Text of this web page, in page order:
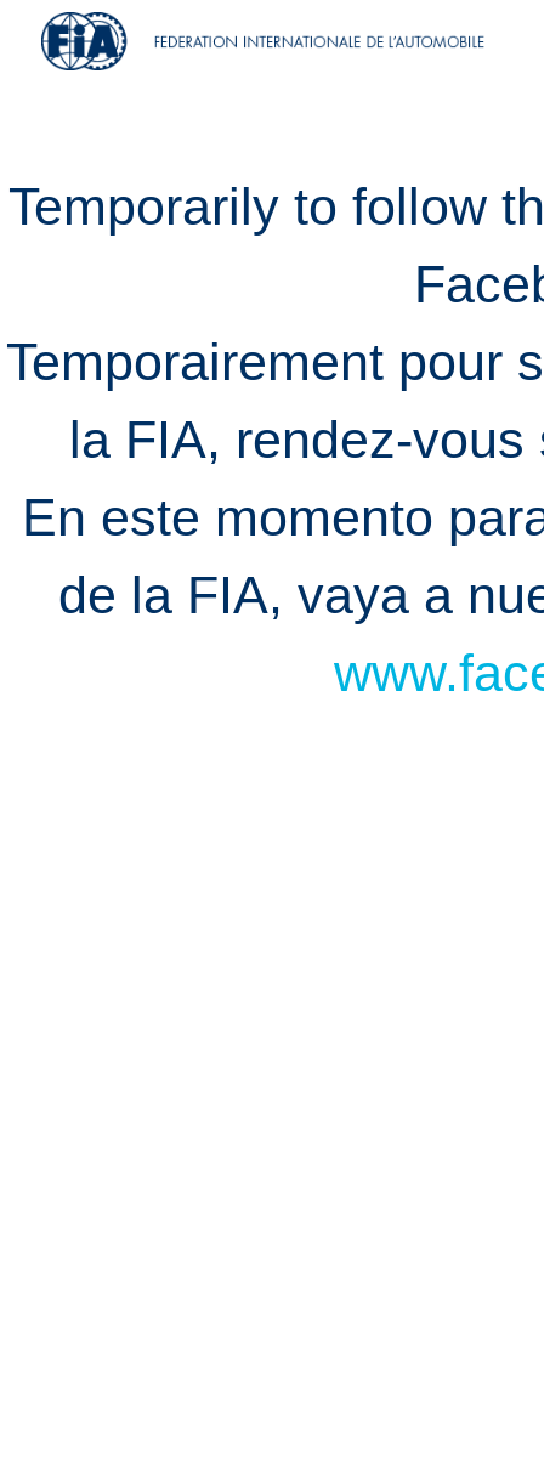
Temporarily to follow
Temporairement pour
la FIA, rendez-
En este momento
de la FIA, vaya a